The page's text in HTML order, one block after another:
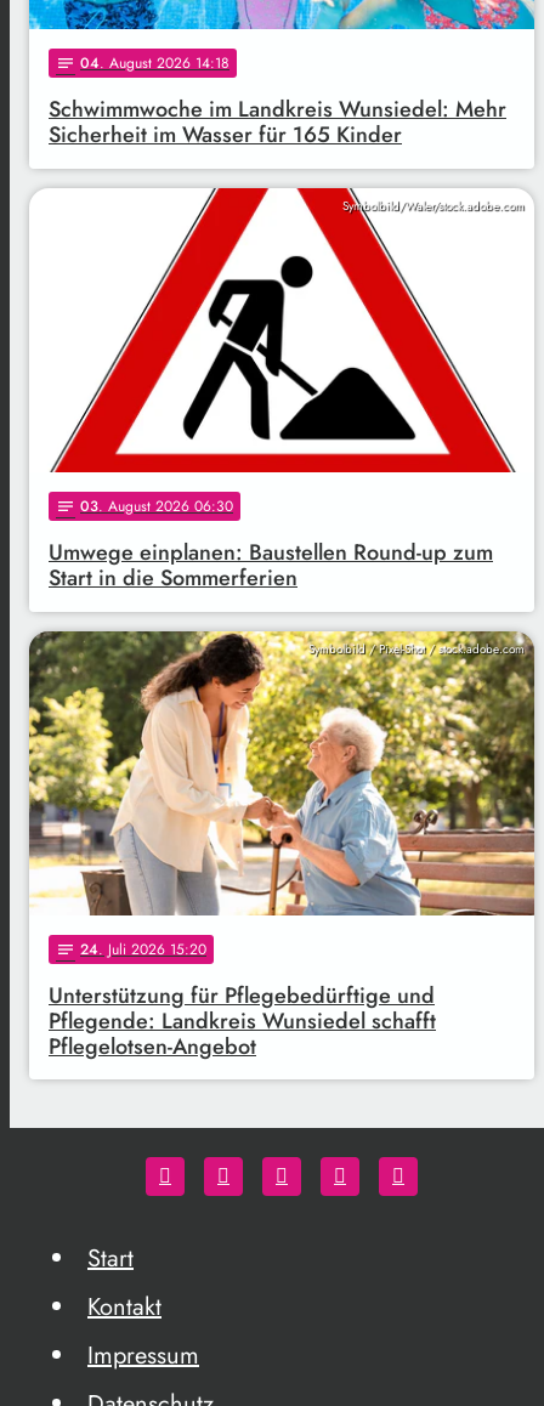
notes 04. August 2026 14:18
Schwimmwoche im Landkreis Wunsiedel: Mehr
Sicherheit im Wasser für 165 Kinder
Symbolbild/Waler/stock.adobe.com
notes 03. August 2026 06:30
Umwege einplanen: Baustellen Round-up zum
Start in die Sommerferien
Symbolbild / Pixel-Shot / stock.adobe.com
notes 24. Juli 2026 15:20
Unterstützung für Pflegebedürftige und
Pflegende: Landkreis Wunsiedel schafft
Pflegelotsen-Angebot
Start
Kontakt
Impressum